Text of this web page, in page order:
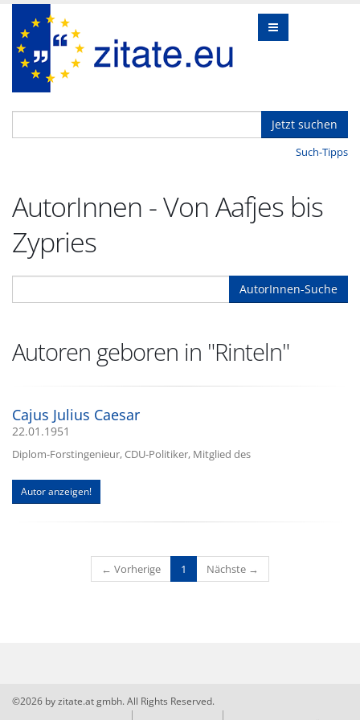
Jetzt suchen
Such-Tipps
AutorInnen - Von Aafjes bis
Zypries
AutorInnen-Suche
Autoren geboren in "Rinteln"
Cajus Julius Caesar
22.01.1951
Diplom-Forstingenieur, CDU-Politiker, Mitglied des
Autor anzeigen!
← Vorherige 1 (current)
Nächste →
©2026 by zitate.at gmbh. All Rights Reserved.